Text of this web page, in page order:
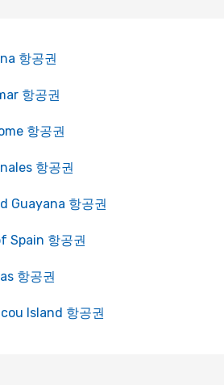
항공권
항공권
항공권
항공권
Guayana 항공권
Spain 항공권
항공권
Island 항공권